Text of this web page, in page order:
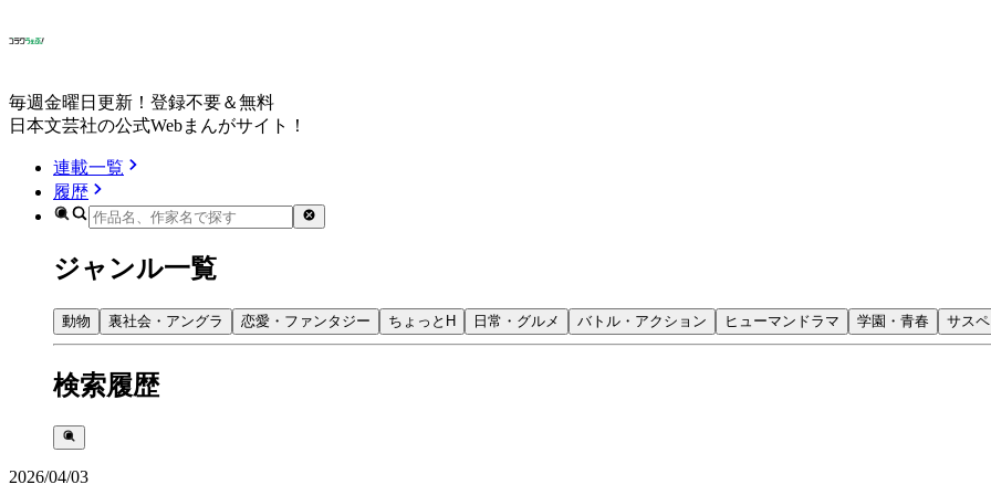
毎週金曜日更新！登録不要＆無料
日本文芸社の公式Webまんがサイト！
連載一覧
履歴
ジャンル一覧
動物 裏社会・アングラ 恋愛・ファンタジー ちょっとH 日常・グルメ バトル・アクション ヒューマンドラマ 学園・青春 サス
検索履歴
2026/04/03